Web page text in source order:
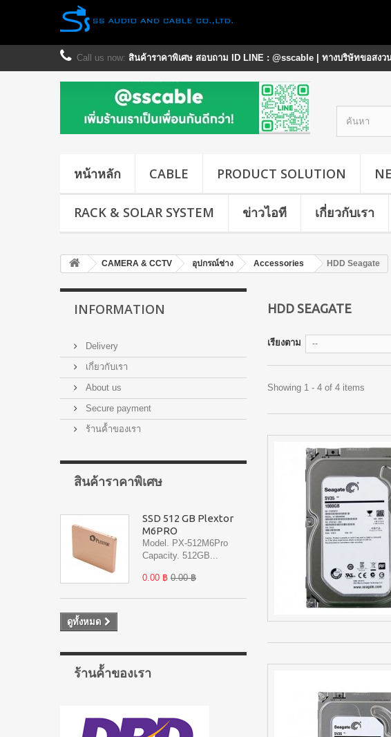
Call us now: สินค้าราคาพิเศษ สอบถาม ID LINE : @sscable | ทางบริษัทขอสง
หน้าหลัก CABLE PRODUCT SOLUTION
RACK & SOLAR SYSTEM ข่าวไอที เกี่ยวกับเรา
CAMERA & CCTV อุปกรณ์ช่าง Accessories HDD Seagate
INFORMATION
Delivery
เกี่ยวกับเรา
About us
Secure payment
ร้านค้้าของเรา
สินค้าราคาพิเศษ
SSD 512 GB Plextor
M6PRO
Model. PX-512M6Pro
Capacity. 512GB...
0.00 ฿ 0.00 ฿
ดูทั้งหมด
ร้านค้้าของเรา
HDD SEAGATE
เรียงตาม --
Showing 1 - 4 of 4 items